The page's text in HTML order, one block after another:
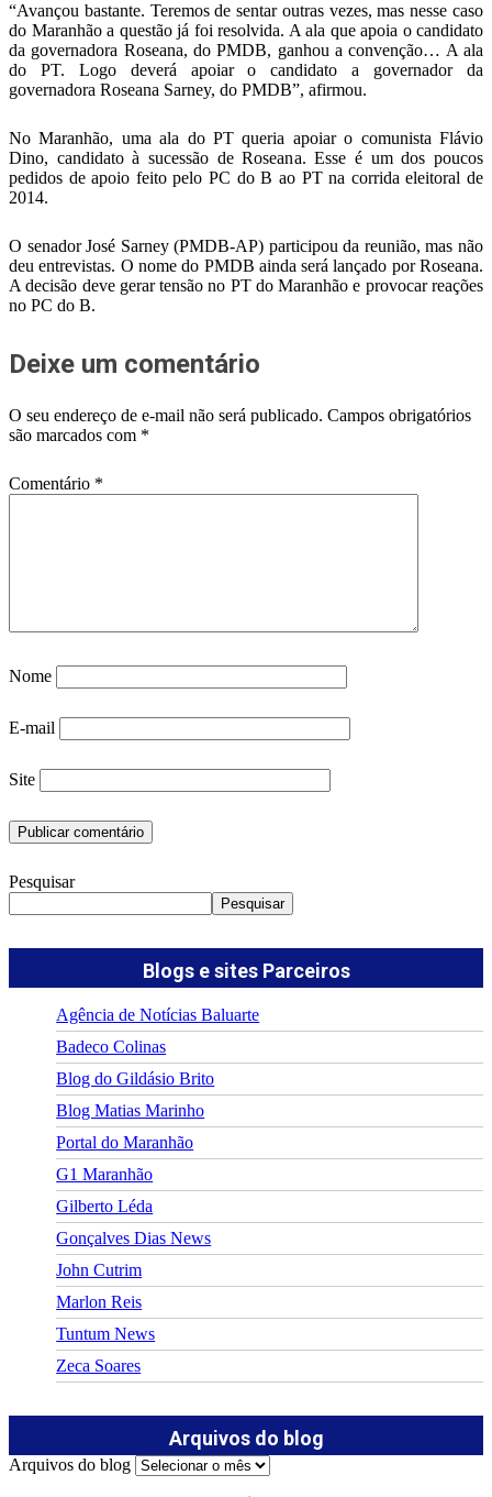
“Avançou bastante. Teremos de sentar outras vezes, mas nesse caso
do Maranhão a questão já foi resolvida. A ala que apoia o candidato
da governadora Roseana, do PMDB, ganhou a convenção… A ala
do PT. Logo deverá apoiar o candidato a governador da
governadora Roseana Sarney, do PMDB”, afirmou.
No Maranhão, uma ala do PT queria apoiar o comunista Flávio
Dino, candidato à sucessão de Roseana. Esse é um dos poucos
pedidos de apoio feito pelo PC do B ao PT na corrida eleitoral de
2014.
O senador José Sarney (PMDB-AP) participou da reunião, mas não
deu entrevistas. O nome do PMDB ainda será lançado por Roseana.
A decisão deve gerar tensão no PT do Maranhão e provocar reações
no PC do B.
Deixe um comentário
O seu endereço de e-mail não será publicado. Campos obrigatórios
são marcados com *
Comentário *
Nome
E-mail
Site
Pesquisar
Pesquisar
Blogs e sites Parceiros
Agência de Notícias Baluarte
Badeco Colinas
Blog do Gildásio Brito
Blog Matias Marinho
Portal do Maranhão
G1 Maranhão
Gilberto Léda
Gonçalves Dias News
John Cutrim
Marlon Reis
Tuntum News
Zeca Soares
Arquivos do blog
Arquivos do blog